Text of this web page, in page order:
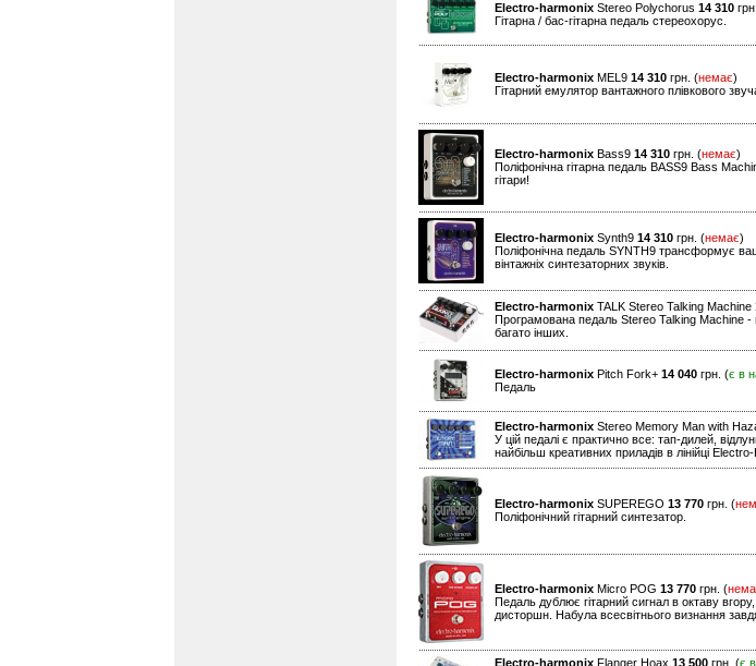
Electro-harmonix Stereo Polychorus 14 310
Гітарна / бас-гітарна педаль стереохорус.
Electro-harmonix MEL9 14 310 грн. (немає)
Гітарний емулятор вантажного плівкового
Electro-harmonix Bass9 14 310 грн. (немає)
Поліфонічна гітарна педаль BASS9 Bass
гітари!
Electro-harmonix Synth9 14 310 грн. (немає)
Поліфонічна педаль SYNTH9 трансформує
вінтажніх синтезаторних звуків.
Electro-harmonix TALK Stereo Talking Machine
Програмована педаль Stereo Talking Machine
багато інших.
Electro-harmonix Pitch Fork+ 14 040 грн. (є в
Педаль
Electro-harmonix Stereo Memory Man with
У цій педалі є практично все: тап-дилей,
найбільш креативних приладів в лінійці
Electro-harmonix SUPEREGO 13 770 грн. (
Поліфонічний гітарний синтезатор.
Electro-harmonix Micro POG 13 770 грн. (
Педаль дублює гітарний сигнал в октаву
дисторшн. Набула всесвітнього визнання
Electro-harmonix Flanger Hoax 13 500 грн. (є